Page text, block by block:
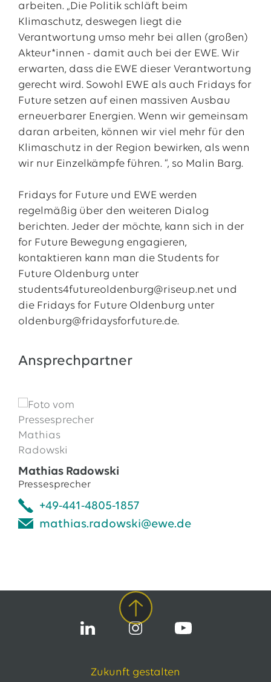
arbeiten. „Die Politik schläft beim
Klimaschutz, deswegen liegt die
Verantwortung umso mehr bei allen (großen)
Akteur*innen - damit auch bei der EWE. Wir
erwarten, dass die EWE dieser Verantwortung
gerecht wird. Sowohl EWE als auch Fridays for
Future setzen auf einen massiven Ausbau
erneuerbarer Energien. Wenn wir gemeinsam
daran arbeiten, können wir viel mehr für den
Klimaschutz in der Region bewirken, als wenn
wir nur Einzelkämpfe führen. “, so Malin Barg.
Fridays for Future und EWE werden
regelmäßig über den weiteren Dialog
berichten. Jeder der möchte, kann sich in der
for Future Bewegung engagieren,
kontaktieren kann man die Students for
Future Oldenburg unter
students4futureoldenburg@riseup.net und
die Fridays for Future Oldenburg unter
oldenburg@fridaysforfuture.de.
Ansprechpartner
Mathias Radowski
Pressesprecher
+49-441-4805-1857
mathias.radowski@ewe.de
Zukunft gestalten